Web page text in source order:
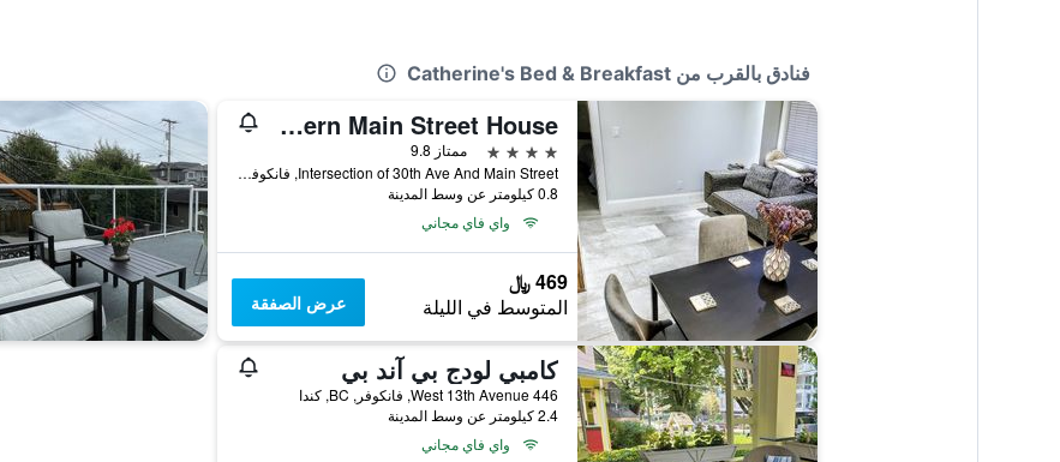
فنادق بالقرب من Catherine's Bed & Breakfast
New Urban Modern Main Street House
4 نجوم
ممتاز 9.8
Intersection of 30th Ave And Main Street, فانكوفر, BC, كندا
0.8 كيلومتر عن وسط المدينة
واي فاي مجاني
469 ﷼
المتوسط في الليلة عرض الصفقة
كامبي لودج بي آند بي
446 West 13th Avenue, فانكوفر, BC, كندا
2.4 كيلومتر عن وسط المدينة
واي فاي مجاني